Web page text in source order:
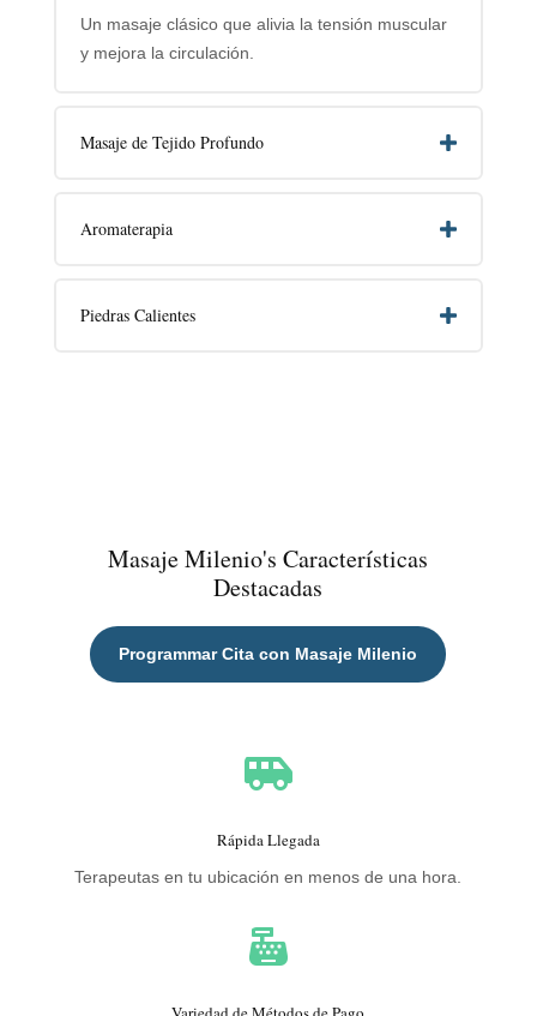
Un masaje clásico que alivia la tensión muscular
y mejora la circulación.
Masaje de Tejido Profundo
Aromaterapia
Piedras Calientes
Masaje Milenio's Características
Destacadas
Programmar Cita con Masaje Milenio

Rápida Llegada
Terapeutas en tu ubicación en menos de una hora.
